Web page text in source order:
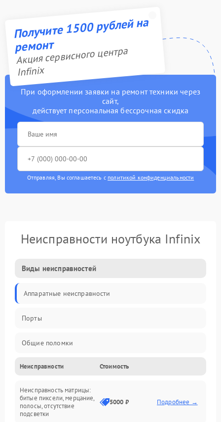
Получите 1500 рублей на
ремонт
Акция сервисного центра
Infinix
При оформлении заявки на ремонт техники через
сайт,
действует персональная бессрочная скидка
Отправляя, Вы соглашаетесь с политикой конфиденциальности
Неисправности ноутбука Infinix
Виды неисправностей
Аппаратные неисправности
Порты
Общие поломки
Устройства
Программные ошибки
Электрические и системные сбои
Неисправности Стоимость
Неисправность матрицы:
битые пиксели, мерцание,
полосы, отсутствие
подсветки
5000 ₽ Подробнее →